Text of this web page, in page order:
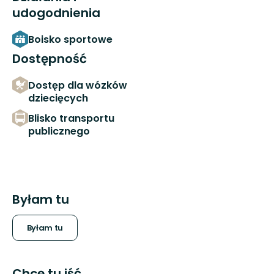
udogodnienia
Boisko sportowe
Dostępność
Dostęp dla wózków
dziecięcych
Blisko transportu
publicznego
Byłam tu
Byłam tu